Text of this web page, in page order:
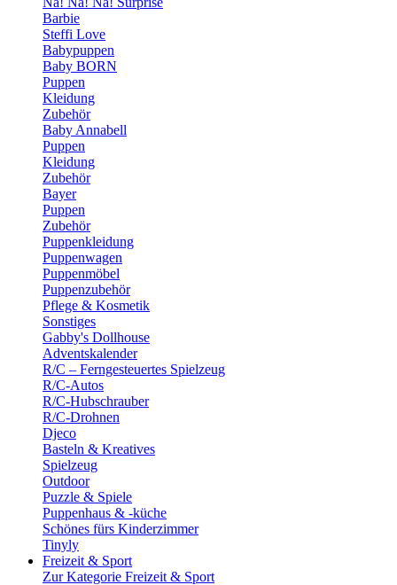
Barbie
Steffi Love
Babypuppen
Baby BORN
Puppen
Kleidung
Zubehör
Baby Annabell
Puppen
Kleidung
Zubehör
Bayer
Puppen
Zubehör
Puppenkleidung
Puppenwagen
Puppenmöbel
Puppenzubehör
Pflege & Kosmetik
Sonstiges
Gabby's Dollhouse
Adventskalender
R/C – Ferngesteuertes Spielzeug
R/C-Autos
R/C-Hubschrauber
R/C-Drohnen
Djeco
Basteln & Kreatives
Spielzeug
Outdoor
Puzzle & Spiele
Puppenhaus & -küche
Schönes fürs Kinderzimmer
Tinyly
Freizeit & Sport
Zur Kategorie Freizeit & Sport